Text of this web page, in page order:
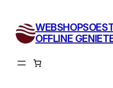
inhoud
OFFLINE